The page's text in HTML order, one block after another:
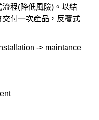
程(降低風險)。以結
付一次產品，反覆式
-> maintance